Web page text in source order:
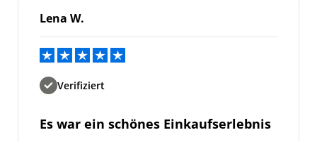
Lena W.
Verifiziert
Es war ein schönes Einkaufserlebnis